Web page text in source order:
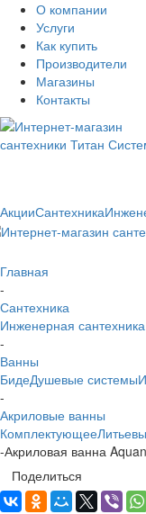
О компании
Услуги
Как купить
Производители
Магазины
Контакты
АкцииСантехника
Главная
-
Сантехника
Инженерная сантехника
-
Ванны
БидеДушевые системы
-
Акриловые ванны
Комплектующее
-Акриловая ванна
Поделиться